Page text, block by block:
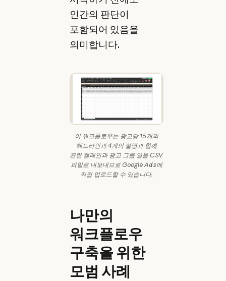
인간의 판단이
포함되어 있음을
의미합니다.
이 워크플로우는 광고당 15개의
헤드라인과 4개의 설명과 함께
관련 캠페인과 광고 그룹 열을 CSV
파일로 내보내므로 Google Ads에
직접 업로드할 수 있습니다.
나만의
워크플로우
구축을 위한
모범 사례